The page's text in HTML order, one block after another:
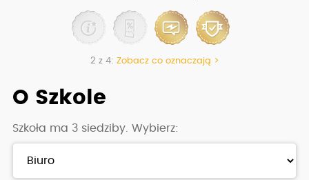
2 z 4: Zobacz co oznaczają >
O Szkole
Szkoła ma 3 siedziby. Wybierz: